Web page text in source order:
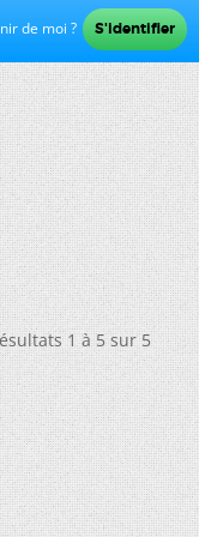
de moi ?
1 à 5 sur 5